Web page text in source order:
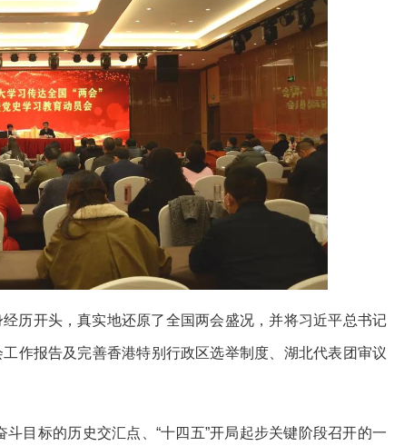
历开头，真实地还原了全国两会盛况，并将习近平总书记
作报告及完善香港特别行政区选举制度、湖北代表团审议
斗目标的历史交汇点、“十四五”开局起步关键阶段召开的一